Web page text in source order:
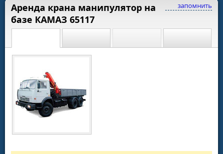
запомнить
Аренда крана манипулятор на
базе КАМАЗ 65117